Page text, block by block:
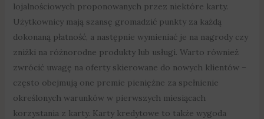
lojalnościowych proponowanych przez niektóre karty.
Użytkownicy mają szansę gromadzić punkty za każdą
dokonaną płatność, a następnie wymieniać je na nagrody czy
zniżki na różnorodne produkty lub usługi. Warto również
zwrócić uwagę na oferty skierowane do nowych klientów –
często obejmują one premie pieniężne za spełnienie
określonych warunków w pierwszych miesiącach
korzystania z karty. Karty kredytowe to także wygoda